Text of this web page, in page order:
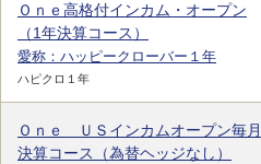
Ｏｎｅ高格付インカム・オープン
（1年決算コース）
愛称：ハッピークローバー１年
ハピクロ１年
Ｏｎｅ ＵＳインカムオープン毎月
決算コース（為替ヘッジなし）